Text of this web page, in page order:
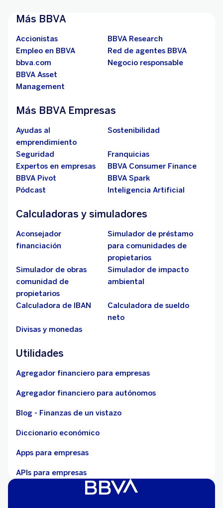
Más BBVA
Accionistas
BBVA Research
Empleo en BBVA
Red de agentes BBVA
bbva.com
Negocio responsable
BBVA Asset
Management
Más BBVA Empresas
Ayudas al
emprendimiento
Sostenibilidad
Seguridad
Franquicias
Expertos en empresas
BBVA Consumer Finance
BBVA Pivot
BBVA Spark
Pódcast
Inteligencia Artificial
Calculadoras y simuladores
Aconsejador
financiación
Simulador de préstamo
para comunidades de
propietarios
Simulador de obras
comunidad de
propietarios
Simulador de impacto
ambiental
Calculadora de IBAN
Calculadora de sueldo
neto
Divisas y monedas
Utilidades
Agregador financiero para empresas
Agregador financiero para autónomos
Blog - Finanzas de un vistazo
Diccionario económico
Apps para empresas
APIs para empresas